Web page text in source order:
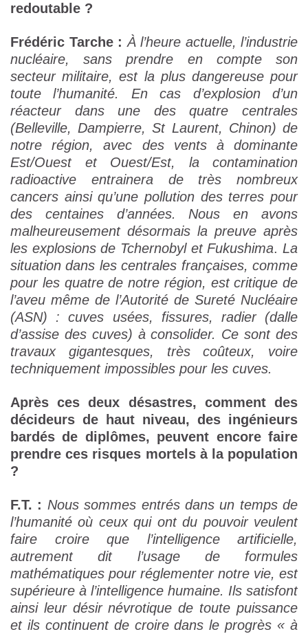
redoutable ?
Frédéric Tarche : À l’heure actuelle, l’industrie
nucléaire, sans prendre en compte son
secteur militaire, est la plus dangereuse pour
toute l’humanité. En cas d’explosion d’un
réacteur dans une des quatre centrales
(Belleville, Dampierre, St Laurent, Chinon) de
notre région, avec des vents à dominante
Est/Ouest et Ouest/Est, la contamination
radioactive entrainera de très nombreux
cancers ainsi qu’une pollution des terres pour
des centaines d’années. Nous en avons
malheureusement désormais la preuve après
les explosions de Tchernobyl et Fukushima. La
situation dans les centrales françaises, comme
pour les quatre de notre région, est critique de
l’aveu même de l’Autorité de Sureté Nucléaire
(ASN) : cuves usées, fissures, radier (dalle
d’assise des cuves) à consolider. Ce sont des
travaux gigantesques, très coûteux, voire
techniquement impossibles pour les cuves.
Après ces deux désastres, comment des
décideurs de haut niveau, des ingénieurs
bardés de diplômes, peuvent encore faire
prendre ces risques mortels à la population
?
F.T. : Nous sommes entrés dans un temps de
l’humanité où ceux qui ont du pouvoir veulent
faire croire que l’intelligence artificielle,
autrement dit l’usage de formules
mathématiques pour réglementer notre vie, est
supérieure à l’intelligence humaine. Ils satisfont
ainsi leur désir névrotique de toute puissance
et ils continuent de croire dans le progrès « à